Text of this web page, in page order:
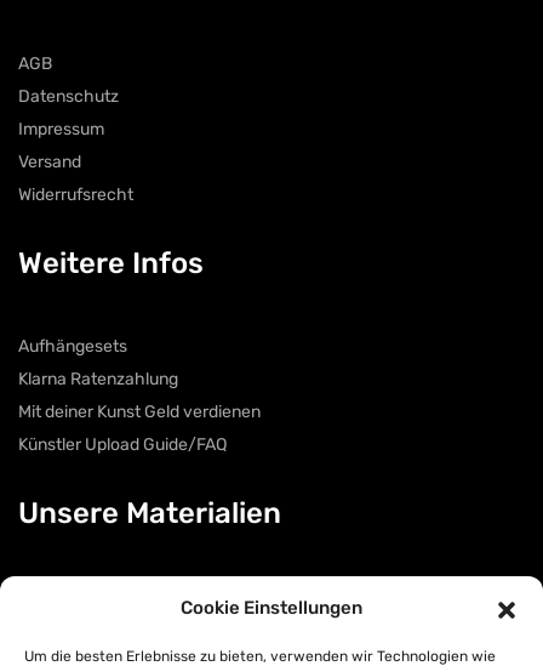
Cookie Einstellungen
Um die besten Erlebnisse zu bieten, verwenden wir Technologien wie
AGB
Datenschutz
Impressum
Versand
Widerrufsrecht
Weitere Infos
Aufhängesets
Klarna Ratenzahlung
Mit deiner Kunst Geld verdienen
Künstler Upload Guide/FAQ
Unsere Materialien
Leinwand